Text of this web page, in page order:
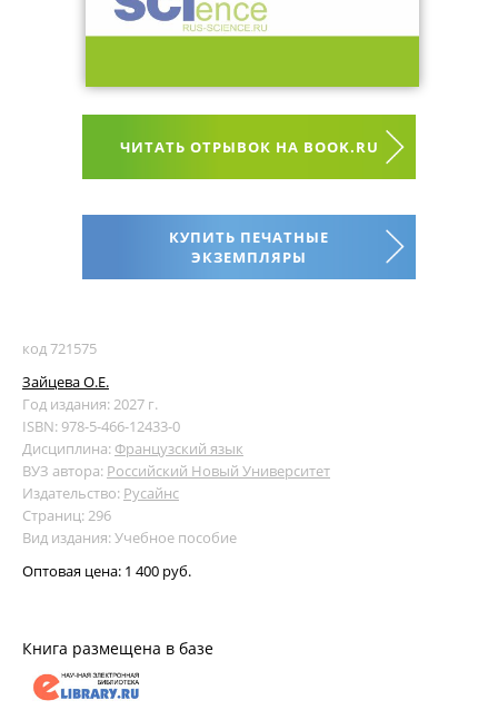
ЧИТАТЬ ОТРЫВОК НА BOOK.RU
КУПИТЬ ПЕЧАТНЫЕ
ЭКЗЕМПЛЯРЫ
код 721575
Зайцева О.Е.
Год издания: 2027 г.
ISBN: 978-5-466-12433-0
Дисциплина: Французский язык
ВУЗ автора: Российский Новый Университет
Издательство: Русайнс
Страниц: 296
Вид издания: Учебное пособие
Оптовая цена: 1 400 руб.
Книга размещена в базе